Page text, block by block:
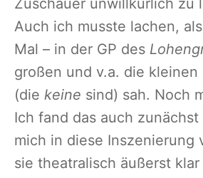
Zuschauer unwillkürlich zu
Auch ich musste lachen,
Mal – in der GP des
großen und v.a. die kleinen
(die keine sind) sah. Noch
Ich fand das auch
mich in diese Inszenierung
sie theatralisch äußerst